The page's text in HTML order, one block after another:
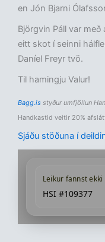
en Jón Bjarni
Björgvin Páll var
eitt skot í seinni
Daníel Freyr tvö.
Til hamingju Valur!
Bagg.is styður umfjöllun
Handkastid veitir 20%
Sjáðu stöðuna í
Leikur fannst ekki
HSI #109377